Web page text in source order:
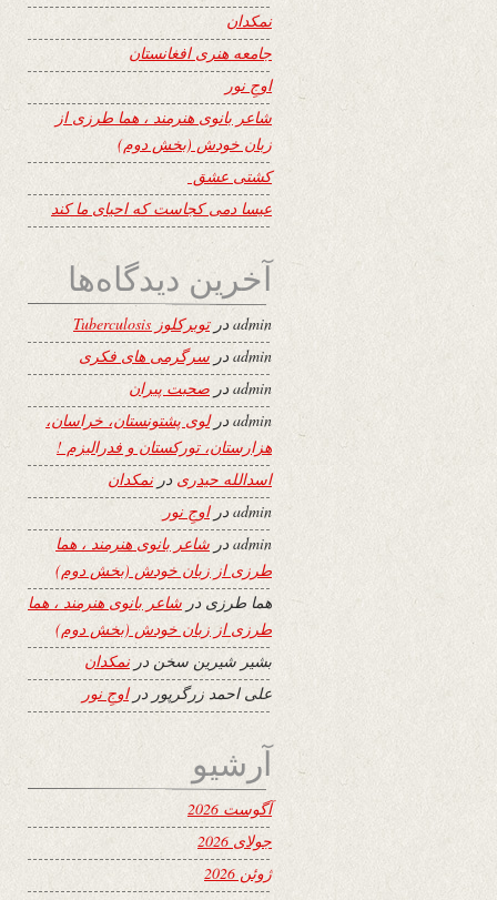
نمکدان
جامعه هنری افغانستان
اوجِ نور
شاعر بانوی هنرمند ، هما طرزی از
زبان خودش (بخش دوم)
کشتی عشق
عیسا دمی کجاست که احیای ما کند
آخرین دیدگاه‌ها
adminدرتوبرکلوز Tuberculosis
admin در سرگرمی های فکری
admin در صحبت پیران
adminدرلوی پشتونستان، خراسان،
هزارستان، تورکستان و فدرالیزم !
اسدالله حیدری درنمکدان
adminدراوجِ نور
adminدر شاعر بانوی هنرمند ، هما
طرزی از زبان خودش (بخش دوم)
هما طرزی در شاعر بانوی هنرمند ، هما
طرزی از زبان خودش (بخش دوم)
بشیر شیرین سخن درنمکدان
علی احمد زرگرپور دراوجِ نور
آرشیو
آگوست 2026
جولای 2026
ژوئن 2026